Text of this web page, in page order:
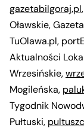
gazetabilgoraj.pl
Oławskie,
TuOlawa.pl,
Aktualności
Wrzesińskie,
Mogileńska,
Tygodnik
Pułtuski,